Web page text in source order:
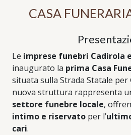
CASA
Le imprese funebri Cadirola
inaugurato la prima Casa
situata sulla Strada Statale per
nuova struttura rappresenta
settore funebre locale,
intimo e riservato per l’
cari.